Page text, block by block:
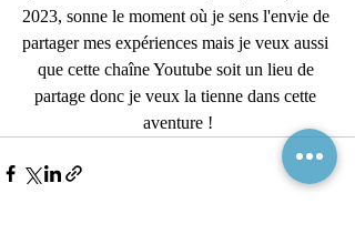
2023, sonne le moment où je sens l'envie de
partager mes expériences mais je veux aussi
que cette chaîne Youtube soit un lieu de
partage donc je veux la tienne dans cette
aventure !